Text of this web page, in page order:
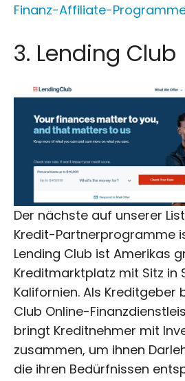
Finanz-Affiliate-
3. Lending Club
Der nächste auf unserer
Kredit-Partnerprogramme
Lending Club ist Amerikas
Kreditmarktplatz mit Sitz in
Kalifornien. Als Kreditgeber
Club Online-
bringt Kreditnehmer mit
zusammen, um ihnen
die ihren Bedürfnissen